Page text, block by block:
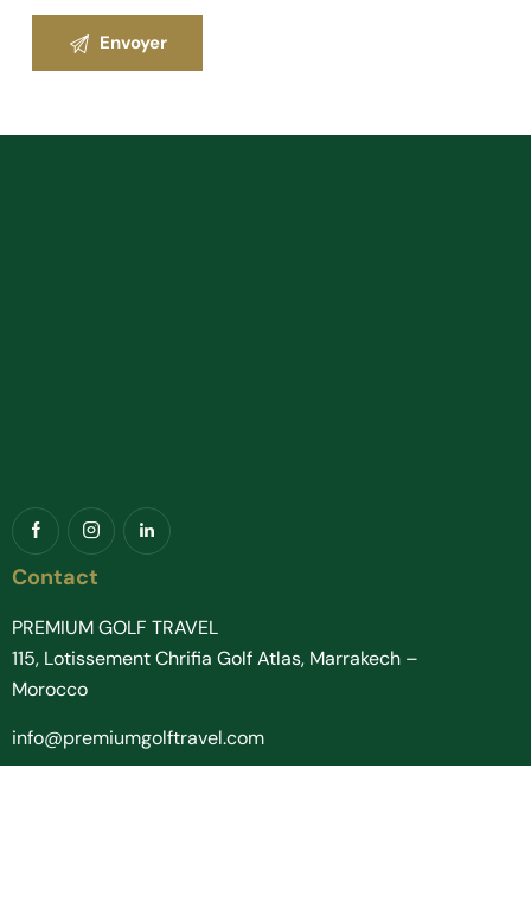
Contact
PREMIUM GOLF TRAVEL
115, Lotissement Chrifia Golf Atlas, Marrakech –
Morocco
info@premiumgolftravel.com